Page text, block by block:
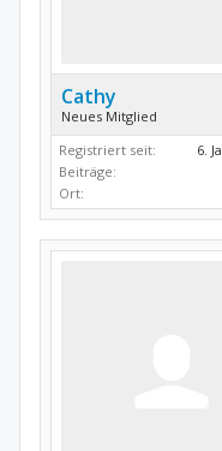
Cathy
Neues Mitglied
Registriert seit:
6.
Beiträge:
Ort: